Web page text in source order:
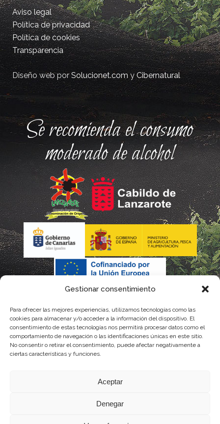
Gestionar consentimiento
Para ofrecer las mejores experiencias, utilizamos tecnologías como las
cookies para almacenar y/o acceder a la información del dispositivo. El
consentimiento de estas tecnologías nos permitirá procesar datos como el
comportamiento de navegación o las identificaciones únicas en este sitio.
No consentir o retirar el consentimiento, puede afectar negativamente a
ciertas características y funciones.
Aceptar
Denegar
Aviso legal
Política de privacidad
Política de cookies
Transparencia
Diseño web porSolucionet.comyCibernatural
Se recomienda el consumo
moderado de alcohol
La gestión de la DOP Lanzarote realizada por este Consejo Regulador es financiada,
con fondos provenientes del presupuesto de gastos del Instituto Canario de
Calidad Agroalimentaria